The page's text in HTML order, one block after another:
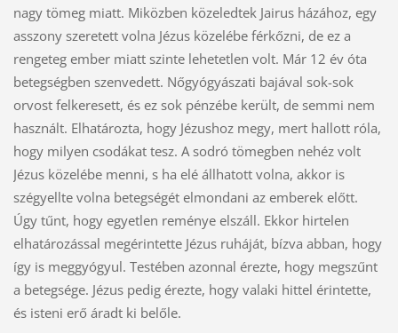
nagy tömeg miatt. Miközben közeledtek Jairus házához, egy
asszony szeretett volna Jézus közelébe férkőzni, de ez a
rengeteg ember miatt szinte lehetetlen volt. Már 12 év óta
betegségben szenvedett. Nőgyógyászati bajával sok-sok
orvost felkeresett, és ez sok pénzébe került, de semmi nem
használt. Elhatározta, hogy Jézushoz megy, mert hallott róla,
hogy milyen csodákat tesz. A sodró tömegben nehéz volt
Jézus közelébe menni, s ha elé állhatott volna, akkor is
szégyellte volna betegségét elmondani az emberek előtt.
Úgy tűnt, hogy egyetlen reménye elszáll. Ekkor hirtelen
elhatározással megérintette Jézus ruháját, bízva abban, hogy
így is meggyógyul. Testében azonnal érezte, hogy megszűnt
a betegsége. Jézus pedig érezte, hogy valaki hittel érintette,
és isteni erő áradt ki belőle.